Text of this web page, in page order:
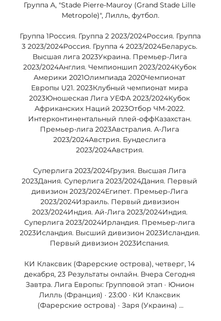
Группа A, "Stade Pierre-Mauroy (Grand Stade Lille
Metropole)", Лилль, футбол.
Группа 1Россия. Группа 2 2023/2024Россия. Группа
3 2023/2024Россия. Группа 4 2023/2024Беларусь.
Высшая лига 2023Украина. Премьер-Лига
2023/2024Англия. Чемпионшип 2023/2024Кубок
Америки 2021Олимпиада 2020Чемпионат
Европы U21. 2023Клубный чемпионат мира
2023Юношеская Лига УЕФА 2023/2024Кубок
Африканских Наций 2023Отбор ЧМ-2022.
Интерконтинентальный плей-оффКазахстан.
Премьер-лига 2023Австралия. А-Лига
2023/2024Австрия. Бундеслига
2023/2024Австрия.
Суперлига 2023/2024Грузия. Высшая Лига
2023Дания. Суперлига 2023/2024Дания. Первый
дивизион 2023/2024Египет. Премьер-Лига
2023/2024Израиль. Первый дивизион
2023/2024Индия. Ай-Лига 2023/2024Индия.
Суперлига 2023/2024Ирландия. Премьер-лига
2023Исландия. Высший дивизион 2023Исландия.
Первый дивизион 2023Испания.
КИ Клаксвик (Фарерские острова), четверг, 14
декабря, 23 Результаты онлайн. Вчера Сегодня
Завтра. Лига Европы: Групповой этап · Юнион
Лилль (Франция) · 23:00 · КИ Клаксвик
(Фарерские острова) · Заря (Украина) ...